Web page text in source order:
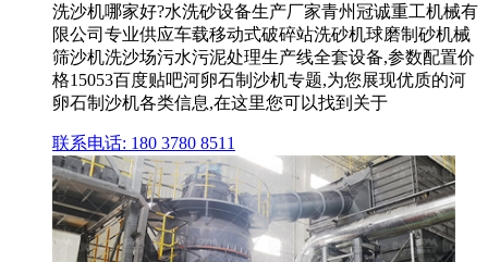
洗沙机哪家好?水洗砂设备生产厂家青州冠诚重工机械有
限公司专业供应车载移动式破碎站洗砂机球磨制砂机械
筛沙机洗沙场污水污泥处理生产线全套设备,参数配置价
格15053百度贴吧河卵石制沙机专题,为您展现优质的河
卵石制沙机各类信息,在这里您可以找到关于
联系电话: 180 3780 8511